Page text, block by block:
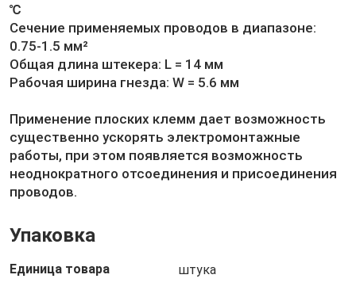
℃
Сечение применяемых проводов в диапазоне:
0.75-1.5 мм²
Общая длина штекера: L = 14 мм
Рабочая ширина гнезда: W = 5.6 мм
Применение плоских клемм дает возможность
существенно ускорять электромонтажные
работы, при этом появляется возможность
неоднократного отсоединения и присоединения
проводов.
Упаковка
Единица товара штука